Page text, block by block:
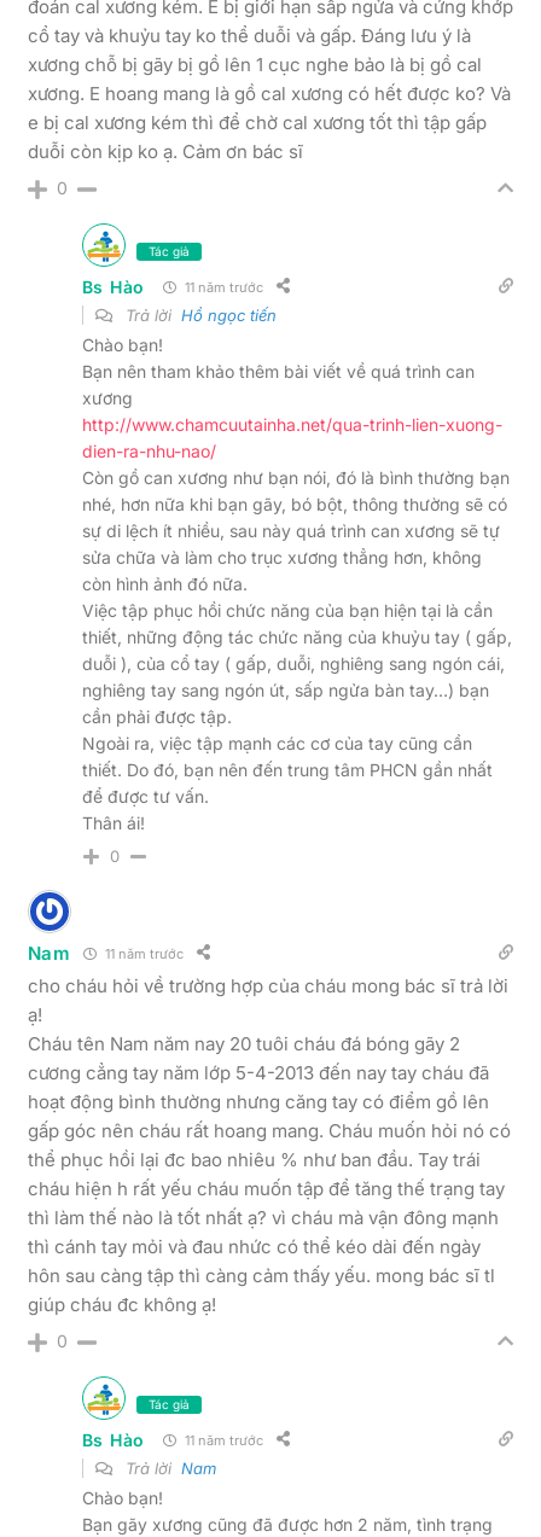
đoán cal xương kém. E bị giới hạn sấp ngửa và cứng khớp
cổ tay và khuỷu tay ko thể duỗi và gấp. Đáng lưu ý là
xương chỗ bị gãy bị gồ lên 1 cục nghe bảo là bị gồ cal
xương. E hoang mang là gồ cal xương có hết được ko? Và
e bị cal xương kém thì để chờ cal xương tốt thì tập gấp
duỗi còn kịp ko ạ. Cảm ơn bác sĩ
0
Tác giả
Bs Hào 11 năm trước
Trả lời Hồ ngọc tiến
Chào bạn!
Bạn nên tham khảo thêm bài viết về quá trình can
xương
http://www.chamcuutainha.net/qua-trinh-lien-xuong-
dien-ra-nhu-nao/
Còn gồ can xương như bạn nói, đó là bình thường bạn
nhé, hơn nữa khi bạn gãy, bó bột, thông thường sẽ có
sự di lệch ít nhiều, sau này quá trình can xương sẽ tự
sửa chữa và làm cho trục xương thẳng hơn, không
còn hình ảnh đó nữa.
Việc tập phục hồi chức năng của bạn hiện tại là cần
thiết, những động tác chức năng của khuỷu tay ( gấp,
duỗi ), của cổ tay ( gấp, duỗi, nghiêng sang ngón cái,
nghiêng tay sang ngón út, sấp ngửa bàn tay…) bạn
cần phải được tập.
Ngoài ra, việc tập mạnh các cơ của tay cũng cần
thiết. Do đó, bạn nên đến trung tâm PHCN gần nhất
để được tư vấn.
Thân ái!
0
Nam 11 năm trước
cho cháu hỏi về trường hợp của cháu mong bác sĩ trả lời
ạ!
Cháu tên Nam năm nay 20 tuôi cháu đá bóng gãy 2
cương cẳng tay năm lớp 5-4-2013 đến nay tay cháu đã
hoạt động bình thường nhưng căng tay có điểm gồ lên
gấp góc nên cháu rất hoang mang. Cháu muốn hỏi nó có
thể phục hồi lại đc bao nhiêu % như ban đầu. Tay trái
cháu hiện h rất yếu cháu muốn tập để tăng thế trạng tay
thì làm thế nào là tốt nhất ạ? vì cháu mà vận đông mạnh
thì cánh tay mỏi và đau nhức có thể kéo dài đến ngày
hôn sau càng tập thì càng cảm thấy yếu. mong bác sĩ tl
giúp cháu đc không ạ!
0
Tác giả
Bs Hào 11 năm trước
Trả lời Nam
Chào bạn!
Bạn gãy xương cũng đã được hơn 2 năm, tình trạng